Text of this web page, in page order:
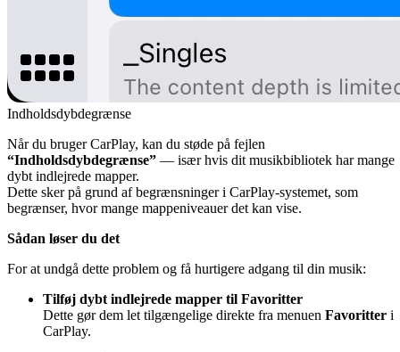
Indholdsdybdegrænse
Når du bruger CarPlay, kan du støde på fejlen
“Indholdsdybdegrænse” — især hvis dit musikbibliotek har mange
dybt indlejrede mapper.
Dette sker på grund af begrænsninger i CarPlay-systemet, som
begrænser, hvor mange mappeniveauer det kan vise.
Sådan løser du det
For at undgå dette problem og få hurtigere adgang til din musik:
Tilføj dybt indlejrede mapper til Favoritter
Dette gør dem let tilgængelige direkte fra menuen Favoritter i
CarPlay.